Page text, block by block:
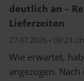
deutlich an –
Lieferzeiten
27.07.2026 • 09:23
Wie erwartet,
angezogen.